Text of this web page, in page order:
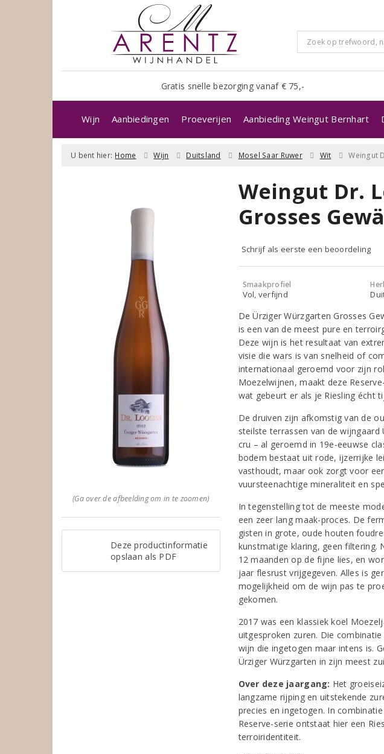
Gratis snelle bezorging vanaf € 75,-
Wijn Aanbiedingen Proeverijen Aanbieding Weingut Bernhart
U bent hier: Home Wijn Duitsland Mosel Saar Ruwer Wit Weingut
(Ga over de afbeelding om in te zoomen)
Deze productinformatie
opslaan als PDF
Weingut Dr.
Grosses
Schrijf als eerste een beoordeling
Smaakprofiel
Vol, verfijnd
De Ürziger Würzgarten Grosses
is een van de meest pure en
Deze wijn is het resultaat van
visie die wars is van snelheid of
internationaal geroemd voor zijn
Moezelwijnen, maakt deze
wat gebeurt er als je Riesling écht
De druiven zijn afkomstig van de
steilste terrassen van de
cru – al geroemd in 19e-eeuwse
bodem bestaat uit rode, ijzerrijke
vasthoudt, maar ook zorgt voor
vuursteenachtige mineraliteit en
In tegenstelling tot de meeste
een zeer lang maak-proces. De
gisten in grote, oude houten
kunstmatige klaring, geen filtering.
12 maanden op de fijne lies, en
jaar flesrust vrijgegeven. Alles is
mogelijkheid om de wijn pas te
gekomen.
2017 was een klassiek koel
uitgesproken zuren. Die
wijn die ingetogen maar intens is.
Ürziger Würzgarten in zijn meest
Over deze jaargang: Het
langzame rijping en uitstekende
precies en ingetogen. In
Reserve-serie ontstaat hier een
terroiridentiteit.